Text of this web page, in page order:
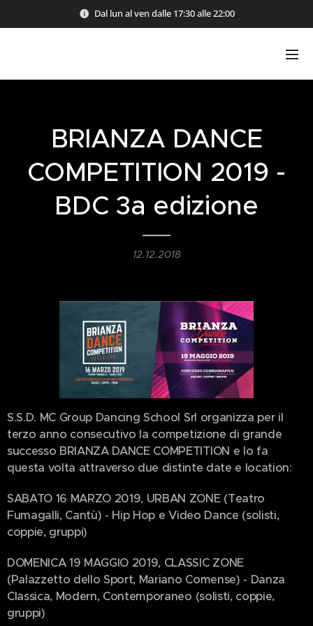
Dal lun al ven dalle 17:30 alle 22:00
BRIANZA DANCE
COMPETITION 2019 -
BDC 3a edizione
12.12.2018
S.S.D. MC Group Dancing School Srl organizza per il
terzo anno consecutivo la competizione di grande
successo BRIANZA DANCE COMPETITION e lo fa
questa volta attraverso due distinte date e location:
SABATO 16 MARZO 2019, URBAN ZONE (Teatro
Fumagalli, Cantù) - Hip Hop e Video Dance (solisti,
coppie, gruppi)
DOMENICA 19 MAGGIO 2019, CLASSIC ZONE
(Palazzetto dello Sport, Mariano Comense) - Danza
Classica, Modern, Contemporaneo (solisti, coppie,
gruppi)